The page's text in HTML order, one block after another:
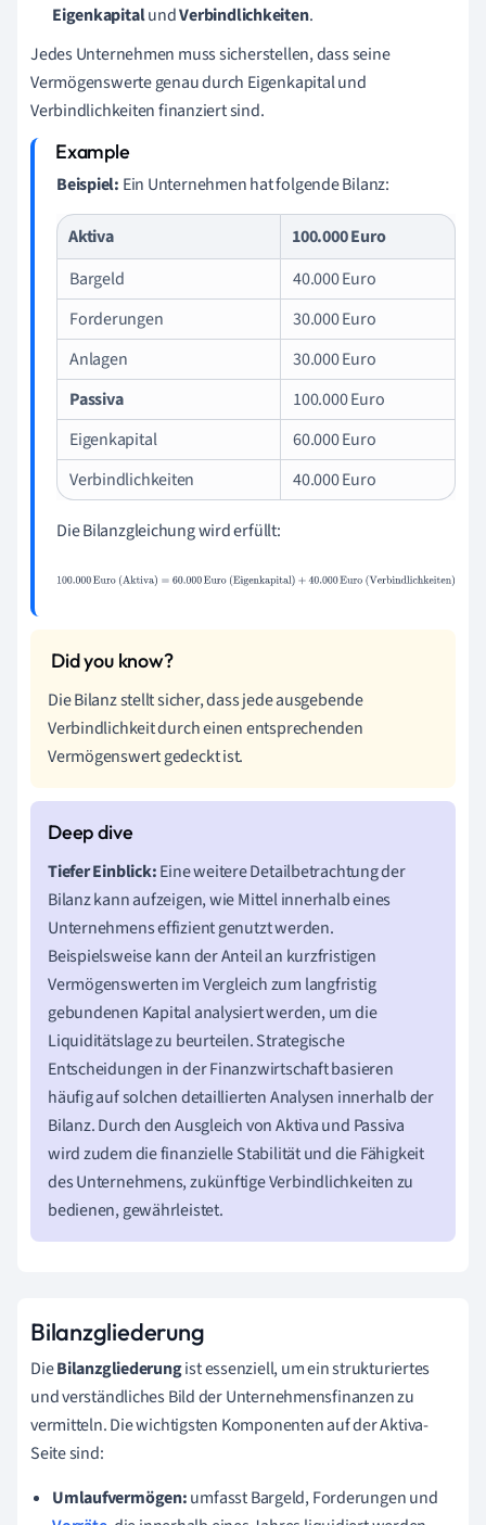
EigenkapitalundVerbindlichkeiten.
Jedes Unternehmen muss sicherstellen, dass seine
Vermögenswerte genau durch Eigenkapital und
Verbindlichkeiten finanziert sind.
Beispiel: Ein Unternehmen hat folgende Bilanz:
Aktiva
100.000 Euro
Bargeld
40.000 Euro
Forderungen
30.000 Euro
Anlagen
30.000 Euro
Passiva
100.000 Euro
Eigenkapital
60.000 Euro
Verbindlichkeiten
40.000 Euro
Die Bilanzgleichung wird erfüllt:
100.000Euro (Aktiva)=60.000Euro
Die Bilanz stellt sicher, dass jede ausgebende
Verbindlichkeit durch einen entsprechenden
Vermögenswert gedeckt ist.
Tiefer Einblick:Eine weitere Detailbetrachtung der
Bilanz kann aufzeigen, wie Mittel innerhalb eines
Unternehmens effizient genutzt werden.
Beispielsweise kann der Anteil an kurzfristigen
Vermögenswerten im Vergleich zum langfristig
gebundenen Kapital analysiert werden, um die
Liquiditätslage zu beurteilen. Strategische
Entscheidungen in der Finanzwirtschaft basieren
häufig auf solchen detaillierten Analysen innerhalb der
Bilanz. Durch den Ausgleich von Aktiva und Passiva
wird zudem die finanzielle Stabilität und die Fähigkeit
des Unternehmens, zukünftige Verbindlichkeiten zu
bedienen, gewährleistet.
Bilanzgliederung
DieBilanzgliederungist essenziell, um ein strukturiertes
und verständliches Bild der Unternehmensfinanzen zu
vermitteln. Die wichtigsten Komponenten auf der Aktiva-
Seite sind:
Umlaufvermögen:umfasst Bargeld, Forderungen und